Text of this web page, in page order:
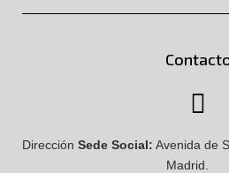
Dirección Sede Social: Avenida de
Madrid.